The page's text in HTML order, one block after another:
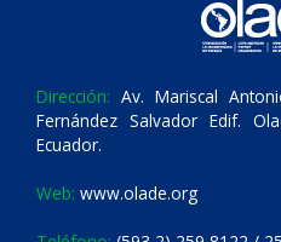
Dirección: Av. Mariscal
Fernández Salvador Edif.
Ecuador.
Web: www.olade.org